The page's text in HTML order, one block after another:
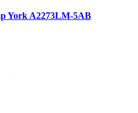
York A2273LM-5AB